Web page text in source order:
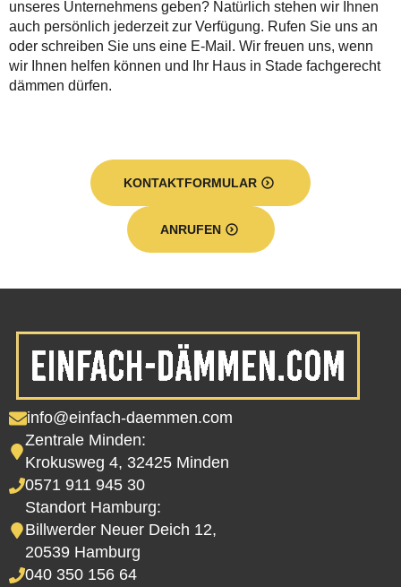
unseres Unternehmens geben? Natürlich stehen wir Ihnen
auch persönlich jederzeit zur Verfügung. Rufen Sie uns an
oder schreiben Sie uns eine E-Mail. Wir freuen uns, wenn
wir Ihnen helfen können und Ihr Haus in Stade fachgerecht
dämmen dürfen.
KONTAKTFORMULAR
ANRUFEN
info@einfach-daemmen.com
Zentrale Minden:
Krokusweg 4, 32425 Minden
0571 911 945 30
Standort Hamburg:
Billwerder Neuer Deich 12,
20539 Hamburg
040 350 156 64